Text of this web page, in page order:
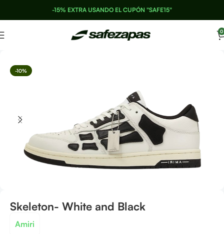
-15% EXTRA USANDO EL CUPÓN "SAFE15"
0
-10%
Skeleton- White and Black
Amiri